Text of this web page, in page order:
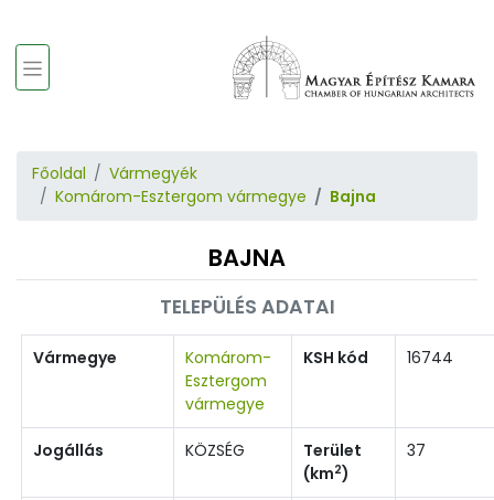
Főoldal
Vármegyék
Komárom-Esztergom vármegye
Bajna
BAJNA
TELEPÜLÉS ADATAI
Vármegye
Komárom-
Esztergom
vármegye
KSH kód 16744
Jogállás KÖZSÉG
Terület
(km2)
37